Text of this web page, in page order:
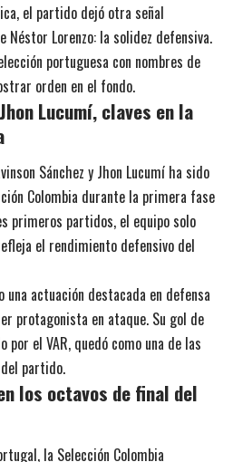
el partido dejó otra señal
Néstor Lorenzo: la solidez defensiva.
portuguesa con nombres de
orden en el fondo.
Lucumí, claves en la
Sánchez y Jhon Lucumí ha sido
Colombia durante la primera fase
primeros partidos, el equipo solo
el rendimiento defensivo del
una actuación destacada en defensa
protagonista en ataque. Su gol de
por el VAR, quedó como una de las
partido.
los octavos de final del
la Selección Colombia